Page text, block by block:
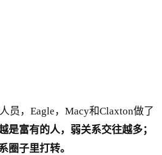
员，Eagle，Macy和Claxton做了
是富有的人，弱关系交往越多；
圈子里打转。